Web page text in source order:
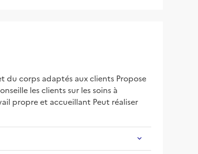
du corps adaptés aux clients Propose
les clients sur les soins à
propre et accueillant Peut réaliser